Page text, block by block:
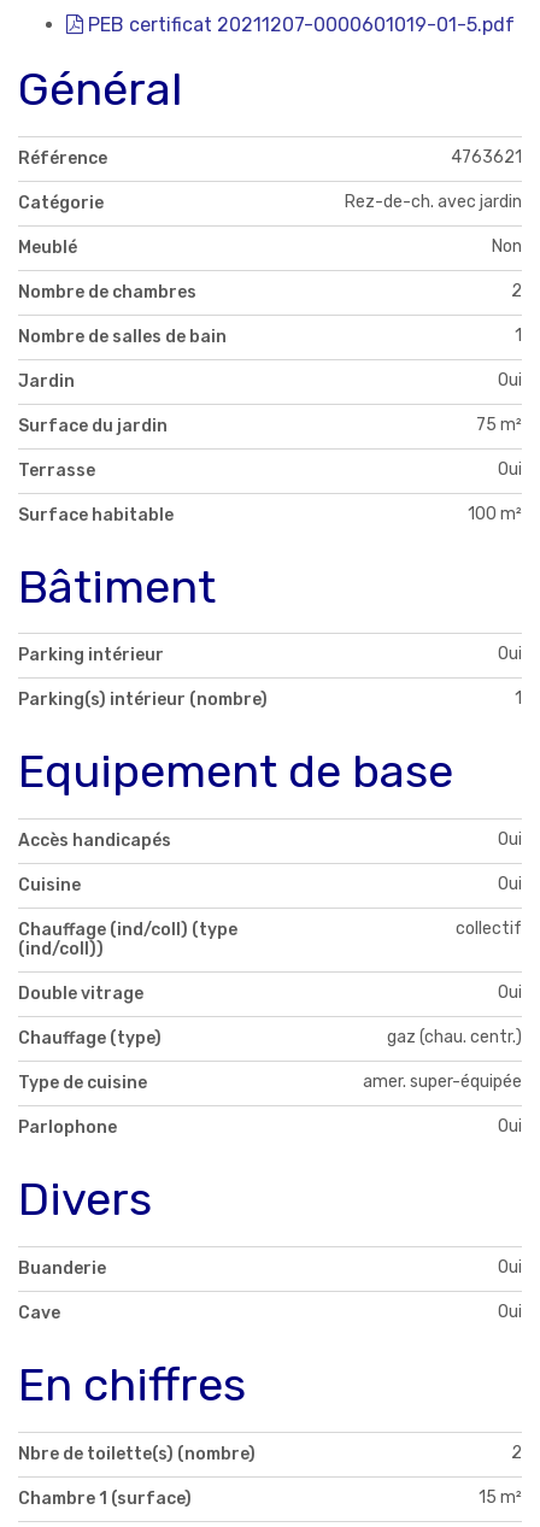
PEB certificat 20211207-0000601019-01-5.pdf
Général
Référence 4763621
Catégorie Rez-de-ch. avec jardin
Meublé Non
Nombre de chambres 2
Nombre de salles de bain 1
Jardin Oui
Surface du jardin 75 m²
Terrasse Oui
Surface habitable 100 m²
Bâtiment
Parking intérieur Oui
Parking(s) intérieur (nombre) 1
Equipement de base
Accès handicapés Oui
Cuisine Oui
Chauffage (ind/coll) (type
(ind/coll))
collectif
Double vitrage Oui
Chauffage (type) gaz (chau. centr.)
Type de cuisine amer. super-équipée
Parlophone Oui
Divers
Buanderie Oui
Cave Oui
En chiffres
Nbre de toilette(s) (nombre) 2
Chambre 1 (surface) 15 m²